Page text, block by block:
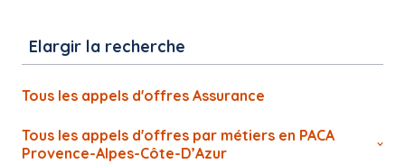
Elargir la recherche
Tous les appels d'offres Assurance
Tous les appels d'offres par métiers en PACA
Provence-Alpes-Côte-D’Azur